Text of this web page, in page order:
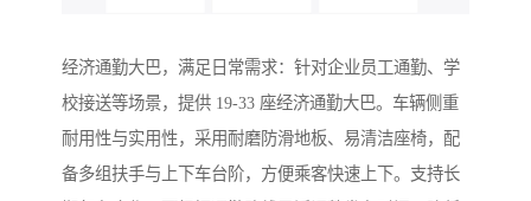
经济通勤大巴，满足日常需求：针对企业员工通勤、学
校接送等场景，提供 19-33 座经济通勤大巴。车辆侧重
耐用性与实用性，采用耐磨防滑地板、易清洁座椅，配
备多组扶手与上下车台阶，方便乘客快速上下。支持长